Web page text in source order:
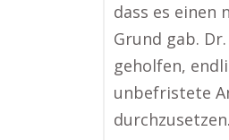
dass es einen
Grund gab.
geholfen,
unbefristete